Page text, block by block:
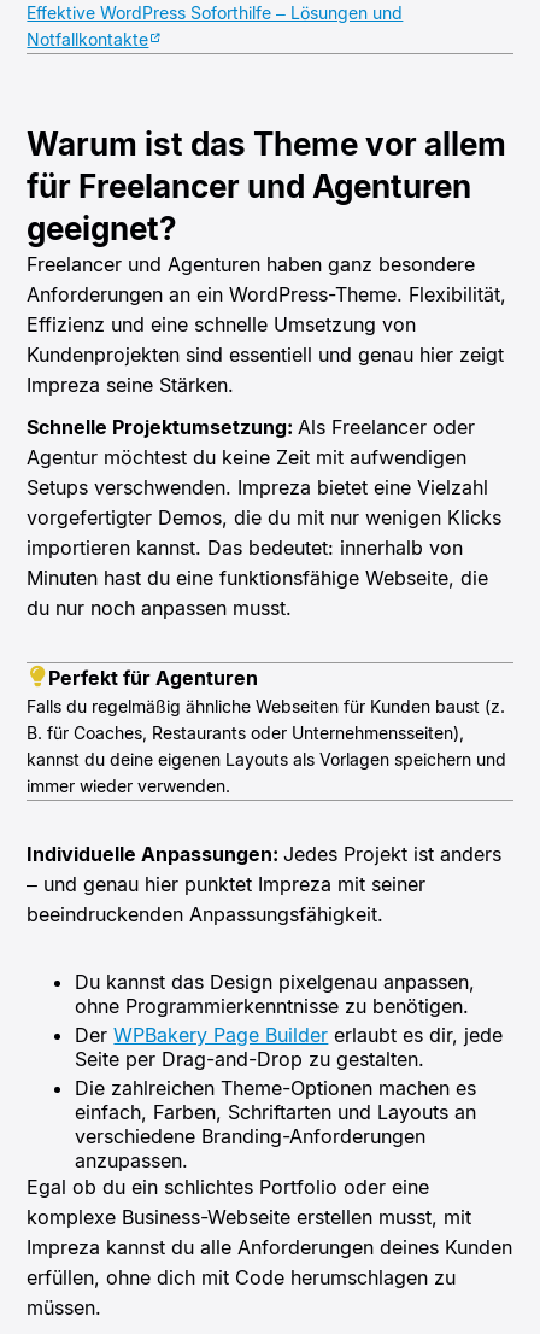
Effektive WordPress Soforthilfe – Lösungen und
Notfallkontakte
Warum ist das Theme vor allem
für Freelancer und Agenturen
geeignet?
Freelancer und Agenturen haben ganz besondere
Anforderungen an ein WordPress-Theme. Flexibilität,
Effizienz und eine schnelle Umsetzung von
Kundenprojekten sind essentiell und genau hier zeigt
Impreza seine Stärken.
Schnelle Projektumsetzung: Als Freelancer oder
Agentur möchtest du keine Zeit mit aufwendigen
Setups verschwenden. Impreza bietet eine Vielzahl
vorgefertigter Demos, die du mit nur wenigen Klicks
importieren kannst. Das bedeutet: innerhalb von
Minuten hast du eine funktionsfähige Webseite, die
du nur noch anpassen musst.
Perfekt für Agenturen
Falls du regelmäßig ähnliche Webseiten für Kunden baust (z.
B. für Coaches, Restaurants oder Unternehmensseiten),
kannst du deine eigenen Layouts als Vorlagen speichern und
immer wieder verwenden.
Individuelle Anpassungen:Jedes Projekt ist anders
– und genau hier punktet Impreza mit seiner
beeindruckenden Anpassungsfähigkeit.
Du kannst das Design pixelgenau anpassen,
ohne Programmierkenntnisse zu benötigen.
DerWPBakery Page Builder erlaubt es dir, jede
Seite per Drag-and-Drop zu gestalten.
Die zahlreichen Theme-Optionen machen es
einfach, Farben, Schriftarten und Layouts an
verschiedene Branding-Anforderungen
anzupassen.
Egal ob du ein schlichtes Portfolio oder eine
komplexe Business-Webseite erstellen musst, mit
Impreza kannst du alle Anforderungen deines Kunden
erfüllen, ohne dich mit Code herumschlagen zu
müssen.